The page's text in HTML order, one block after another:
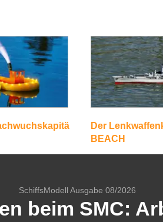
Der
BEACH
SchiffsModell Ausgabe 08/2026
beim SMC: